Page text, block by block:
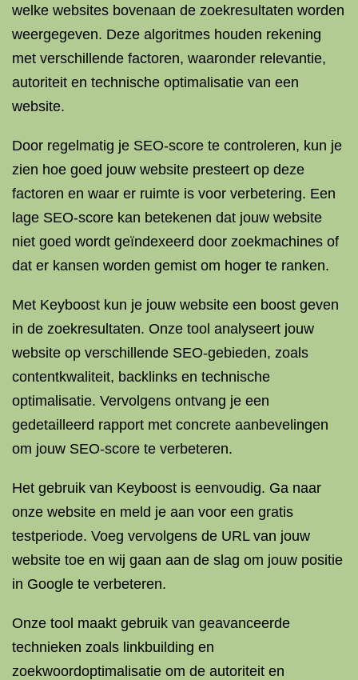
welke websites bovenaan de zoekresultaten worden
weergegeven. Deze algoritmes houden rekening
met verschillende factoren, waaronder relevantie,
autoriteit en technische optimalisatie van een
website.
Door regelmatig je SEO-score te controleren, kun je
zien hoe goed jouw website presteert op deze
factoren en waar er ruimte is voor verbetering. Een
lage SEO-score kan betekenen dat jouw website
niet goed wordt geïndexeerd door zoekmachines of
dat er kansen worden gemist om hoger te ranken.
Met Keyboost kun je jouw website een boost geven
in de zoekresultaten. Onze tool analyseert jouw
website op verschillende SEO-gebieden, zoals
contentkwaliteit, backlinks en technische
optimalisatie. Vervolgens ontvang je een
gedetailleerd rapport met concrete aanbevelingen
om jouw SEO-score te verbeteren.
Het gebruik van Keyboost is eenvoudig. Ga naar
onze website en meld je aan voor een gratis
testperiode. Voeg vervolgens de URL van jouw
website toe en wij gaan aan de slag om jouw positie
in Google te verbeteren.
Onze tool maakt gebruik van geavanceerde
technieken zoals linkbuilding en
zoekwoordoptimalisatie om de autoriteit en